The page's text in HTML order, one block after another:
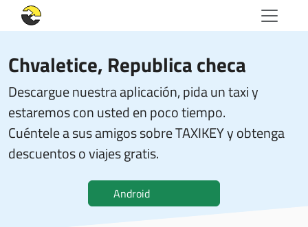
Chvaletice, Republica checa
Descargue nuestra aplicación, pida un taxi y
estaremos con usted en poco tiempo.
Cuéntele a sus amigos sobre TAXIKEY y obtenga
descuentos o viajes gratis.
Android